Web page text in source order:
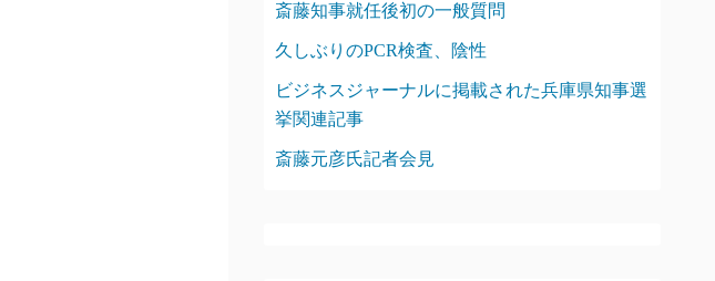
斎藤知事就任後初の一般質問
久しぶりのPCR検査、陰性
ビジネスジャーナルに掲載された兵庫県知事選
挙関連記事
斎藤元彦氏記者会見